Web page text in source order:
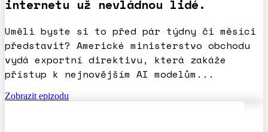
internetu už nevládnou lidé.
Uměli byste si to před pár týdny či měsíci
představit? Americké ministerstvo obchodu
vydá exportní direktivu, která zakáže
přístup k nejnovějším AI modelům...
Zobrazit epizodu